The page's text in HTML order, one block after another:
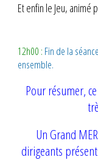
Et enfin le Jeu, animé
12h00 : Fin de la
ensemble.
Pour résumer,
Un Grand
dirigeants